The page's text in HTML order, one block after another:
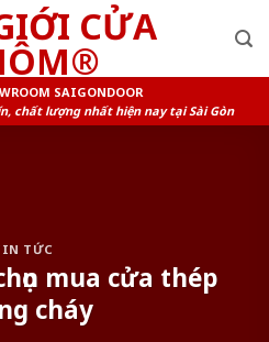
SAIGONDOOR
chất lượng nhất hiện nay tại Sài Gòn
TỨC
mua cửa thép
cháy